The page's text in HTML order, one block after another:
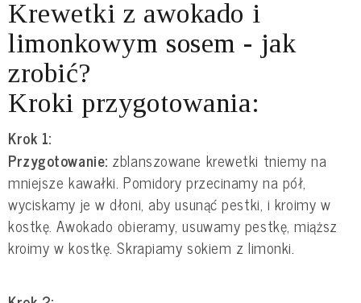
Krewetki z awokado i
limonkowym sosem - jak
zrobić?
Kroki przygotowania:
Krok 1:
Przygotowanie: zblanszowane krewetki tniemy na
mniejsze kawałki. Pomidory przecinamy na pół,
wyciskamy je w dłoni, aby usunąć pestki, i kroimy w
kostkę. Awokado obieramy, usuwamy pestkę, miąższ
kroimy w kostkę. Skrapiamy sokiem z limonki.